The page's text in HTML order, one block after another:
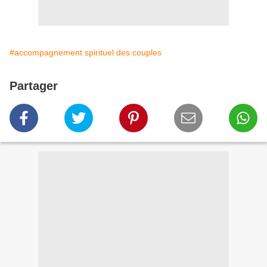
#accompagnement spirituel des couples
Partager